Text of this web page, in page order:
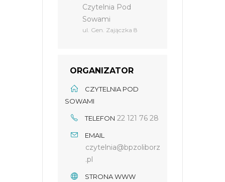
Czytelnia Pod
Sowami
ul. Gen. Zajączka 8
ORGANIZATOR
CZYTELNIA POD
SOWAMI
TELEFON 22 121 76 28
EMAIL
czytelnia@bpzoliborz
.pl
STRONA WWW